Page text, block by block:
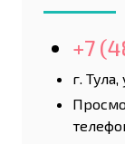
+7
г.